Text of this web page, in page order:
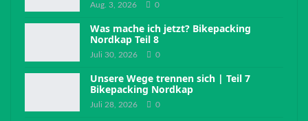
Aug. 3, 2026 0
Was mache ich jetzt? Bikepacking
Nordkap Teil 8
Juli 30, 2026 0
Unsere Wege trennen sich | Teil 7
Bikepacking Nordkap
Juli 28, 2026 0